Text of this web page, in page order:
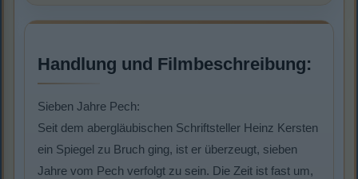
Handlung und Filmbeschreibung:
Sieben Jahre Pech:
Seit dem abergläubischen Schriftsteller Heinz Kersten
ein Spiegel zu Bruch ging, ist er überzeugt, sieben
Jahre vom Pech verfolgt zu sein. Die Zeit ist fast um,